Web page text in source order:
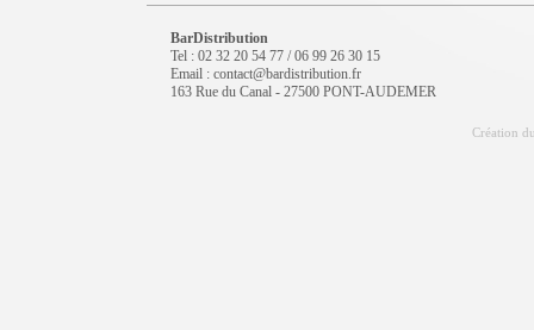
BarDistribution
Tel : 02 32 20 54 77 / 06 99 26 30 15
Email : contact@bardistribution.fr
163 Rue du Canal - 27500 PONT-AUDEMER
Création